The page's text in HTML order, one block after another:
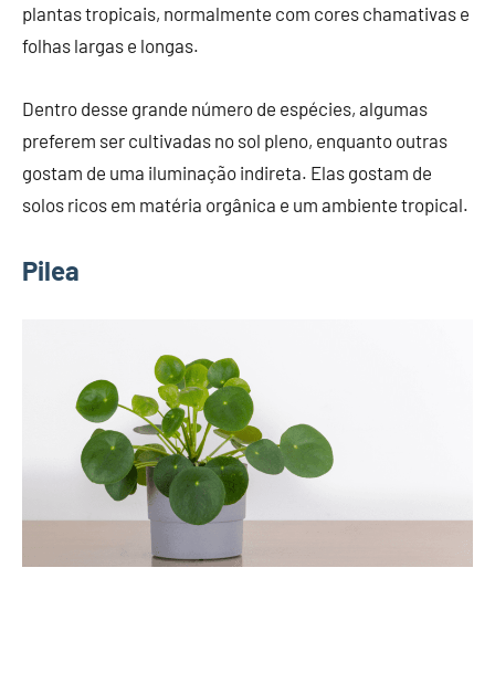
plantas tropicais, normalmente com cores chamativas e
folhas largas e longas.
Dentro desse grande número de espécies, algumas
preferem ser cultivadas no sol pleno, enquanto outras
gostam de uma iluminação indireta. Elas gostam de
solos ricos em matéria orgânica e um ambiente tropical.
Pilea